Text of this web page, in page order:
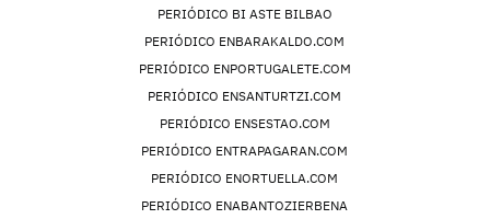
PERIÓDICO BI ASTE BILBAO
PERIÓDICO ENBARAKALDO.COM
PERIÓDICO ENPORTUGALETE.COM
PERIÓDICO ENSANTURTZI.COM
PERIÓDICO ENSESTAO.COM
PERIÓDICO ENTRAPAGARAN.COM
PERIÓDICO ENORTUELLA.COM
PERIÓDICO ENABANTOZIERBENA